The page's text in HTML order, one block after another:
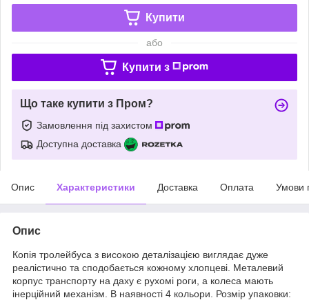
Купити
або
Купити з
Що таке купити з Пром?
Замовлення під захистом
Доступна доставка
Опис Характеристики Доставка Оплата Умови
Опис
Копія тролейбуса з високою деталізацією виглядає дуже
реалістично та сподобається кожному хлопцеві. Металевий
корпус транспорту на даху є рухомі роги, а колеса мають
інерційний механізм. В наявності 4 кольори. Розмір упаковки: